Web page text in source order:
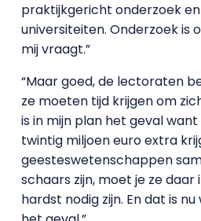
praktijkgericht onderzoek
universiteiten. Onderzoek is
mij vraagt.”
“Maar goed, de lectoraten
ze moeten tijd krijgen om
is in mijn plan het geval
twintig miljoen euro extra
geesteswetenschappen
schaars zijn, moet je ze
hardst nodig zijn. En dat is